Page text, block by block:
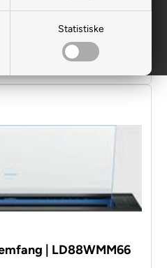
Statistiske
| LD88WMM66